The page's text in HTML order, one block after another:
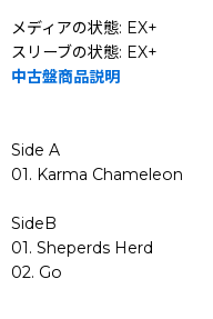
メディアの状態: EX+
スリーブの状態: EX+
中古盤商品説明
Side A
01. Karma Chameleon
SideB
01. Sheperds Herd
02. Go